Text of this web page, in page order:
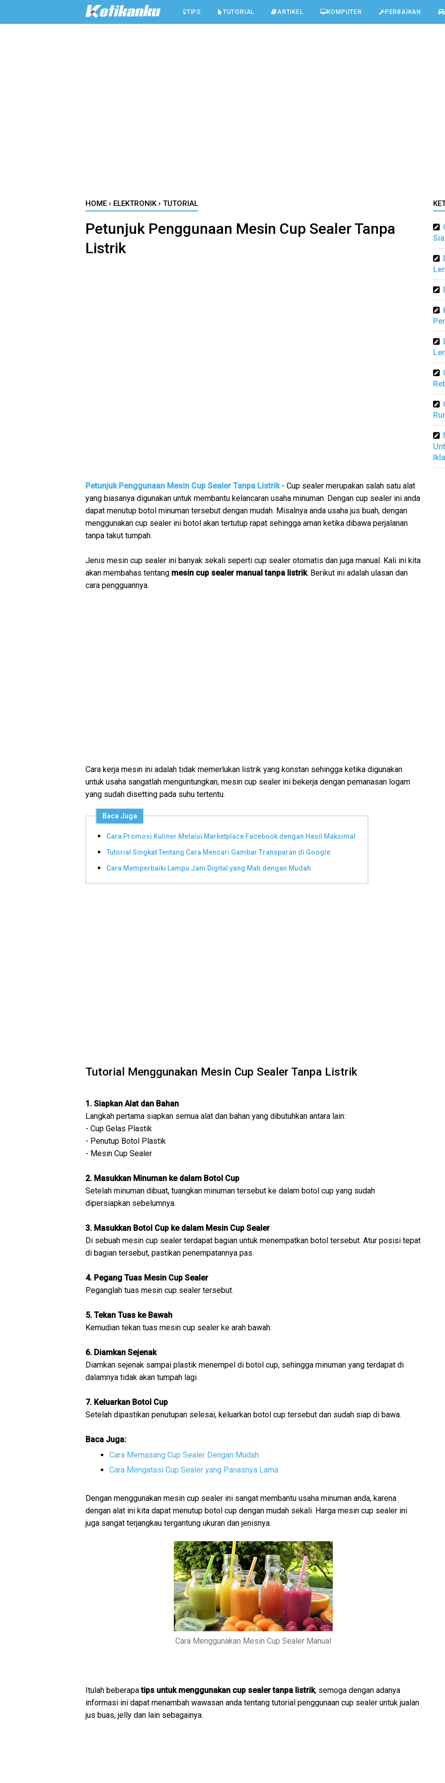
TIPS TUTORIAL ARTIKEL KOMPUTER PERBAIKAN
HOME › ELEKTRONIK› TUTORIAL
Petunjuk Penggunaan Mesin Cup Sealer Tanpa
Listrik
Petunjuk Penggunaan Mesin Cup Sealer Tanpa Listrik - Cup sealer merupakan salah satu alat
yang biasanya digunakan untuk membantu kelancaran usaha minuman. Dengan cup sealer ini anda
dapat menutup botol minuman tersebut dengan mudah. Misalnya anda usaha jus buah, dengan
menggunakan cup sealer ini botol akan tertutup rapat sehingga aman ketika dibawa perjalanan
tanpa takut tumpah.
Jenis mesin cup sealer ini banyak sekali seperti cup sealer otomatis dan juga manual. Kali ini kita
akan membahas tentang mesin cup sealer manual tanpa listrik. Berikut ini adalah ulasan dan
cara pengguannya.
Cara kerja mesin ini adalah tidak memerlukan listrik yang konstan sehingga ketika digunakan
untuk usaha sangatlah menguntungkan, mesin cup sealer ini bekerja dengan pemanasan logam
yang sudah disetting pada suhu tertentu.
Baca Juga
Cara Promosi Kuliner Melalui Marketplace Facebook dengan Hasil Maksimal
Tutorial Singkat Tentang Cara Mencari Gambar Transparan di Google
Cara Memperbaiki Lampu Jam Digital yang Mati dengan Mudah
Tutorial Menggunakan Mesin Cup Sealer Tanpa Listrik
1. Siapkan Alat dan Bahan
Langkah pertama siapkan semua alat dan bahan yang dibutuhkan antara lain:
- Cup Gelas Plastik
- Penutup Botol Plastik
- Mesin Cup Sealer
2. Masukkan Minuman ke dalam Botol Cup
Setelah minuman dibuat, tuangkan minuman tersebut ke dalam botol cup yang sudah
dipersiapkan sebelumnya.
3. Masukkan Botol Cup ke dalam Mesin Cup Sealer
Di sebuah mesin cup sealer terdapat bagian untuk menempatkan botol tersebut. Atur posisi tepat
di bagian tersebut, pastikan penempatannya pas.
4. Pegang Tuas Mesin Cup Sealer
Peganglah tuas mesin cup sealer tersebut.
5. Tekan Tuas ke Bawah
Kemudian tekan tuas mesin cup sealer ke arah bawah.
6. Diamkan Sejenak
Diamkan sejenak sampai plastik menempel di botol cup, sehingga minuman yang terdapat di
dalamnya tidak akan tumpah lagi.
7. Keluarkan Botol Cup
Setelah dipastikan penutupan selesai, keluarkan botol cup tersebut dan sudah siap di bawa.
Baca Juga:
Cara Memasang Cup Sealer Dengan Mudah
Cara Mengatasi Cup Sealer yang Panasnya Lama
Dengan menggunakan mesin cup sealer ini sangat membantu usaha minuman anda, karena
dengan alat ini kita dapat menutup botol cup dengan mudah sekali. Harga mesin cup sealer ini
juga sangat terjangkau tergantung ukuran dan jenisnya.
Cara Menggunakan Mesin Cup Sealer Manual
Itulah beberapatips untuk menggunakan cup sealer tanpa listrik, semoga dengan adanya
informasi ini dapat menambah wawasan anda tentang tutorial penggunaan cup sealer untuk jualan
jus buas, jelly dan lain sebagainya.